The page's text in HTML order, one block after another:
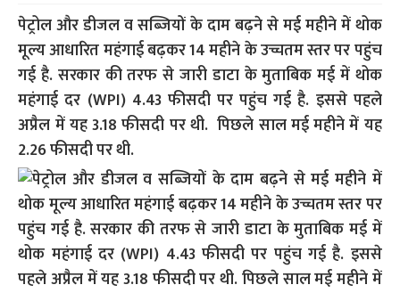
पेट्रोल और डीजल व सब्जि‍यों के दाम बढ़ने से मई महीने में थोक
मूल्य आधारित महंगाई बढ़कर 14 महीने के उच्चतम स्तर पर पहुंच
गई है. सरकार की तरफ से जारी डाटा के मुताबिक मई में थोक
महंगाई दर (WPI) 4.43 फीसदी पर पहुंच गई है. इससे पहले
अप्रैल में यह 3.18 फीसदी पर थी. पिछले साल मई महीने में यह
2.26 फीसदी पर थी.